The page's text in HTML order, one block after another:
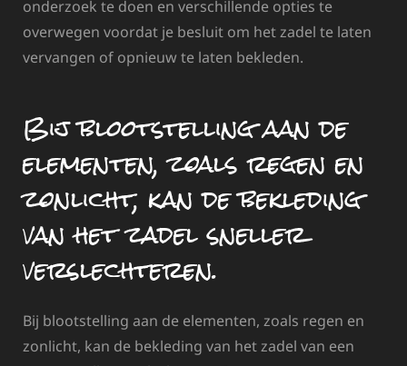
onderzoek te doen en verschillende opties te
overwegen voordat je besluit om het zadel te laten
vervangen of opnieuw te laten bekleden.
Bij blootstelling aan de
elementen, zoals regen en
zonlicht, kan de bekleding
van het zadel sneller
verslechteren.
Bij blootstelling aan de elementen, zoals regen en
zonlicht, kan de bekleding van het zadel van een